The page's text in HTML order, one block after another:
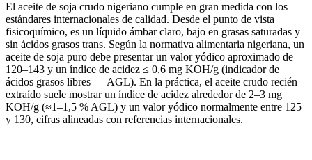
El aceite de soja crudo nigeriano cumple en gran medida con los
estándares internacionales de calidad. Desde el punto de vista
fisicoquímico, es un líquido ámbar claro, bajo en grasas saturadas y
sin ácidos grasos trans. Según la normativa alimentaria nigeriana, un
aceite de soja puro debe presentar un valor yódico aproximado de
120–143 y un índice de acidez ≤ 0,6 mg KOH/g (indicador de
ácidos grasos libres — AGL). En la práctica, el aceite crudo recién
extraído suele mostrar un índice de acidez alrededor de 2–3 mg
KOH/g (≈1–1,5 % AGL) y un valor yódico normalmente entre 125
y 130, cifras alineadas con referencias internacionales.